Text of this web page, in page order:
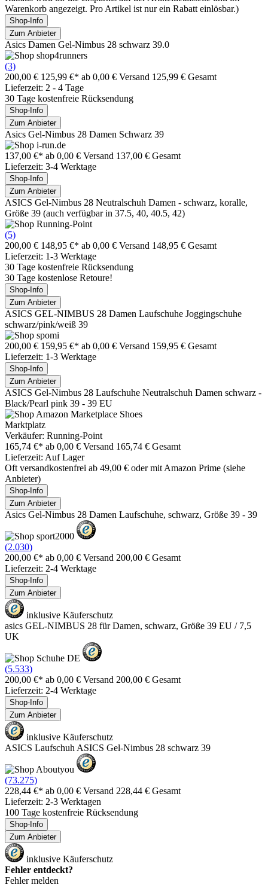
Warenkorb angezeigt. Pro Artikel ist nur ein Rabatt einlösbar.)
Shop-Info
Zum Anbieter
Asics Damen Gel-Nimbus 28 schwarz 39.0
(3)
200,00 € 125,99 €* ab 0,00 € Versand 125,99 € Gesamt
Lieferzeit: 2 - 4 Tage
30 Tage kostenfreie Rücksendung
Shop-Info
Zum Anbieter
Asics Gel-Nimbus 28 Damen Schwarz 39
137,00 €* ab 0,00 € Versand 137,00 € Gesamt
Lieferzeit: 3-4 Werktage
Shop-Info
Zum Anbieter
ASICS Gel-Nimbus 28 Neutralschuh Damen - schwarz, koralle,
Größe 39 (auch verfügbar in 37.5, 40, 40.5, 42)
(5)
200,00 € 148,95 €* ab 0,00 € Versand 148,95 € Gesamt
Lieferzeit: 1-3 Werktage
30 Tage kostenfreie Rücksendung
30 Tage kostenlose Retoure!
Shop-Info
Zum Anbieter
ASICS GEL-NIMBUS 28 Damen Laufschuhe Joggingschuhe
schwarz/pink/weiß 39
200,00 € 159,95 €* ab 0,00 € Versand 159,95 € Gesamt
Lieferzeit: 1-3 Werktage
Shop-Info
Zum Anbieter
ASICS Gel-Nimbus 28 Laufschuhe Neutralschuh Damen schwarz -
Black/Pearl pink 39 - 39 EU
Marktplatz
Verkäufer: Running-Point
165,74 €* ab 0,00 € Versand 165,74 € Gesamt
Lieferzeit: Auf Lager
Oft versandkostenfrei ab 49,00 € oder mit Amazon Prime (siehe
Anbieter)
Shop-Info
Zum Anbieter
Asics Gel-Nimbus 28 Damen Laufschuhe, schwarz, Größe 39 - 39
(2.030)
200,00 €* ab 0,00 € Versand 200,00 € Gesamt
Lieferzeit: 2-4 Werktage
Shop-Info
Zum Anbieter
inklusive Käuferschutz
asics GEL-NIMBUS 28 für Damen, schwarz, Größe 39 EU / 7,5
UK
(5.533)
200,00 €* ab 0,00 € Versand 200,00 € Gesamt
Lieferzeit: 2-4 Werktage
Shop-Info
Zum Anbieter
inklusive Käuferschutz
ASICS Laufschuh ASICS Gel-Nimbus 28 schwarz 39
(73.275)
228,44 €* ab 0,00 € Versand 228,44 € Gesamt
Lieferzeit: 2-3 Werktagen
100 Tage kostenfreie Rücksendung
Shop-Info
Zum Anbieter
inklusive Käuferschutz
Fehler entdeckt?
Fehler melden